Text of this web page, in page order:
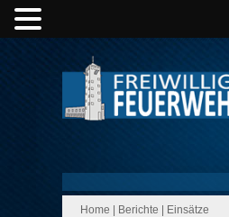
Home Berichte
Einsätze